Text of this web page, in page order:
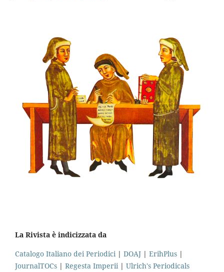
La Rivista è indicizzata da
Catalogo Italiano dei Periodici | DOAJ | ErihPlus |
JournalTOCs | Regesta Imperii | Ulrich's Periodicals